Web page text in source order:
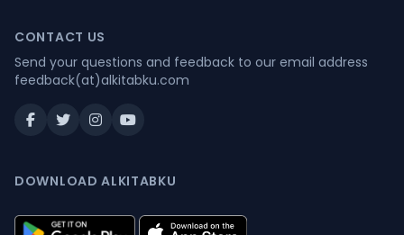
CONTACT US
Send your questions and feedback to our email address
feedback(at)alkitabku.com
DOWNLOAD ALKITABKU